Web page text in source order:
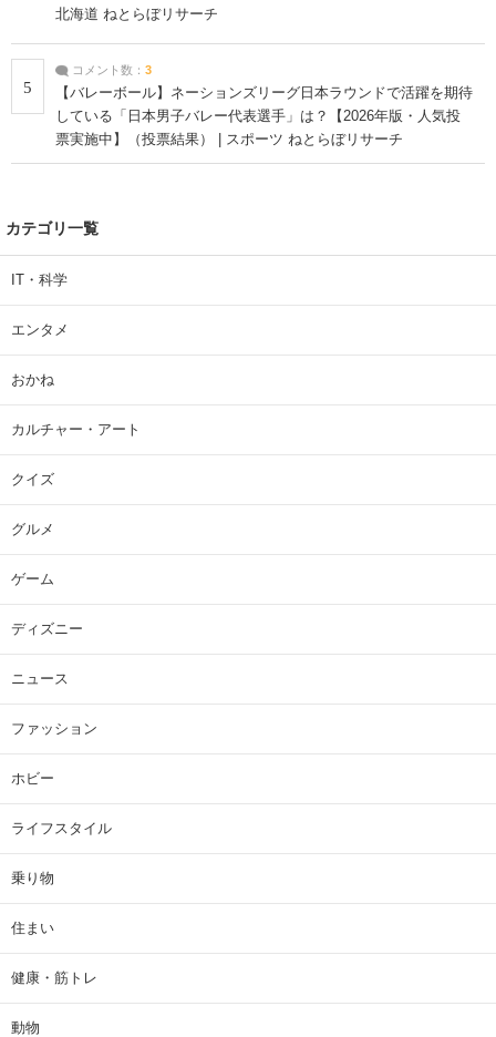
北海道 ねとらぼリサーチ
5
コメント数： 3
【バレーボール】ネーションズリーグ日本ラウンドで活躍を期待
している「日本男子バレー代表選手」は？【2026年版・人気投
票実施中】（投票結果） | スポーツ ねとらぼリサーチ
カテゴリ一覧
IT・科学
エンタメ
おかね
カルチャー・アート
クイズ
グルメ
ゲーム
ディズニー
ニュース
ファッション
ホビー
ライフスタイル
乗り物
住まい
健康・筋トレ
動物